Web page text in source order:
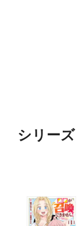
シリーズ